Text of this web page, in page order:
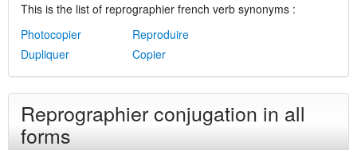
This is the list of reprographier french verb synonyms :
Photocopier
Reproduire
Dupliquer
Copier
Reprographier conjugation in all
forms